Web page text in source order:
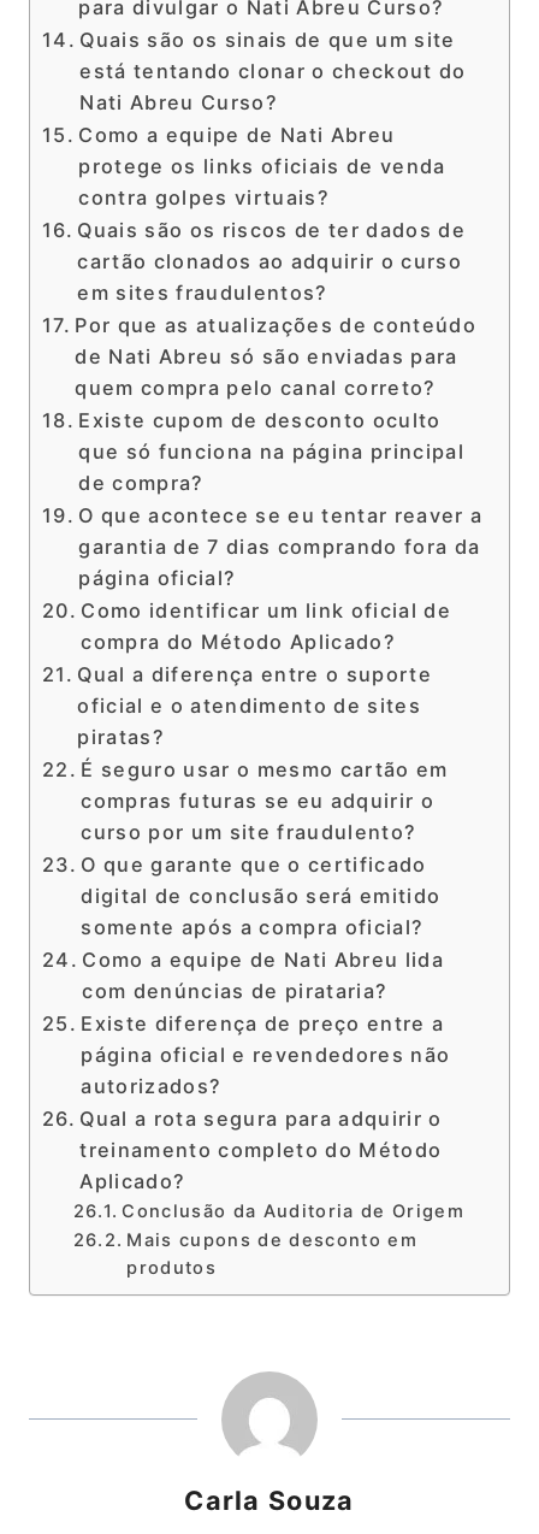
para divulgar o Nati Abreu Curso?
Quais são os sinais de que um site
está tentando clonar o checkout do
Nati Abreu Curso?
Como a equipe de Nati Abreu
protege os links oficiais de venda
contra golpes virtuais?
Quais são os riscos de ter dados de
cartão clonados ao adquirir o curso
em sites fraudulentos?
Por que as atualizações de conteúdo
de Nati Abreu só são enviadas para
quem compra pelo canal correto?
Existe cupom de desconto oculto
que só funciona na página principal
de compra?
O que acontece se eu tentar reaver a
garantia de 7 dias comprando fora da
página oficial?
Como identificar um link oficial de
compra do Método Aplicado?
Qual a diferença entre o suporte
oficial e o atendimento de sites
piratas?
É seguro usar o mesmo cartão em
compras futuras se eu adquirir o
curso por um site fraudulento?
O que garante que o certificado
digital de conclusão será emitido
somente após a compra oficial?
Como a equipe de Nati Abreu lida
com denúncias de pirataria?
Existe diferença de preço entre a
página oficial e revendedores não
autorizados?
Qual a rota segura para adquirir o
treinamento completo do Método
Aplicado?
Conclusão da Auditoria de Origem
Mais cupons de desconto em
produtos
Carla Souza